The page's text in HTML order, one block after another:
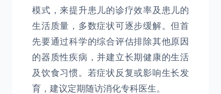
模式，来提升患儿的诊疗效率及患儿的
生活质量，多数症状可逐步缓解。但首
先要通过科学的综合评估排除其他原因
的器质性疾病，并建立长期健康的生活
及饮食习惯。若症状反复或影响生长发
育，建议定期随访消化专科医生。